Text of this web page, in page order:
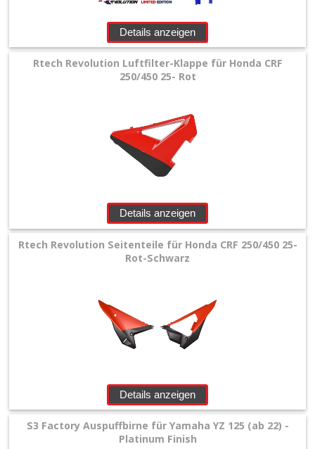
Details anzeigen
Rtech Revolution Luftfilter-Klappe für Honda CRF
250/450 25- Rot
Details anzeigen
Rtech Revolution Seitenteile für Honda CRF 250/450 25-
Rot-Schwarz
Details anzeigen
S3 Factory Auspuffbirne für Yamaha YZ 125 (ab 22) -
Platinum Finish